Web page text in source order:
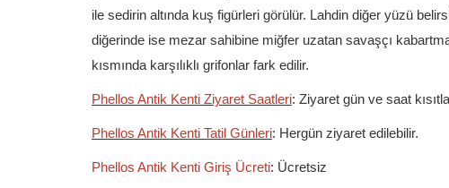
ile sedirin altında kuş figürleri görülür. Lahdin diğer yüzü
diğerinde ise mezar sahibine miğfer uzatan savaşçı
kısmında karşılıklı grifonlar fark edilir.
Phellos Antik Kenti Ziyaret Saatleri: Ziyaret gün ve saat
Phellos Antik Kenti Tatil Günleri: Hergün ziyaret edilebilir.
Phellos Antik Kenti Giriş Ücreti: Ücretsiz